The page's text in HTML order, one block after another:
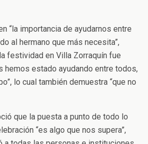
“la importancia de ayudarnos entre
al hermano que más necesita”,
festividad en Villa Zorraquín fue
hemos estado ayudando entre todos,
lo cual también demuestra “que no
que la puesta a punto de todo lo
“es algo que nos supera”,